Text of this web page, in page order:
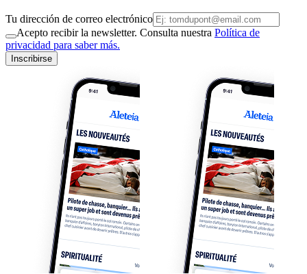
Tu dirección de correo electrónico
Acepto recibir la newsletter. Consulta nuestra Política de
privacidad para saber más.
Inscribirse